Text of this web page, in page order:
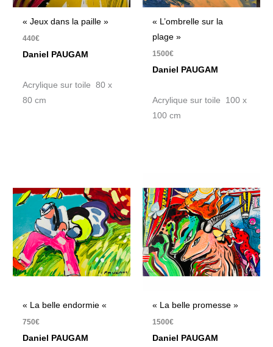
« Jeux dans la paille »
440€
Daniel PAUGAM
Acrylique sur toile 80 x
80 cm
« L’ombrelle sur la
plage »
1500€
Daniel PAUGAM
Acrylique sur toile 100 x
100 cm
« La belle endormie «
750€
Daniel PAUGAM
« La belle promesse »
1500€
Daniel PAUGAM